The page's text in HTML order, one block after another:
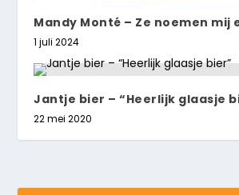
Mandy Monté – Ze noemen mij
1 juli 2024
Jantje bier – “Heerlijk glaasje
22 mei 2020